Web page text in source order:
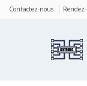
Contactez-nous
Panneau de gestion des